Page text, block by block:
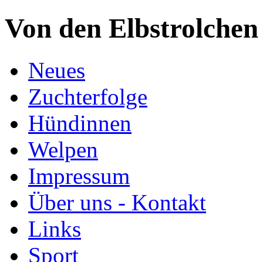
Von den Elbstrolchen
Neues
Zuchterfolge
Hündinnen
Welpen
Impressum
Über uns - Kontakt
Links
Sport